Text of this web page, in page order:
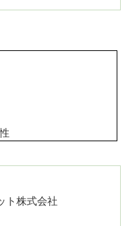
ト株式会社